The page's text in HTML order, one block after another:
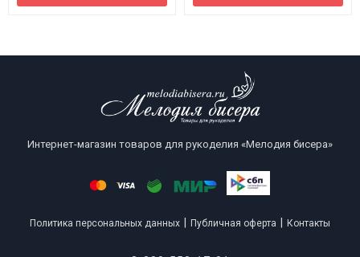
Интернет-магазин товаров для рукоделия «Мелодия бисера»
Политика персональных данных Публичная оферта Контакты